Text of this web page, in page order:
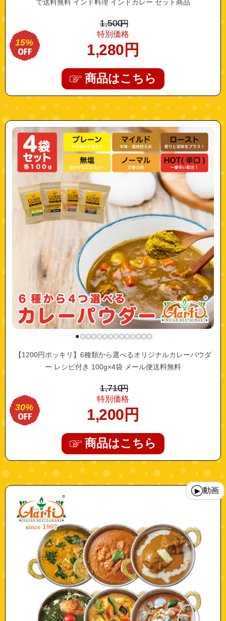
で送料無料 インド料理 インドカレー セット商品
1,500円
特別価格
1,280 円
15%
商品はこちら
"as922900001"
●●●●●●●●●●●●●●
【1200円ポッキリ】6種類から選べるオリジナルカレーパウダ
ー レシピ付き 100g×4袋 メール便送料無料
1,710円
特別価格
1,200 円
30%
商品はこちら
"10000188"
▶ 動画